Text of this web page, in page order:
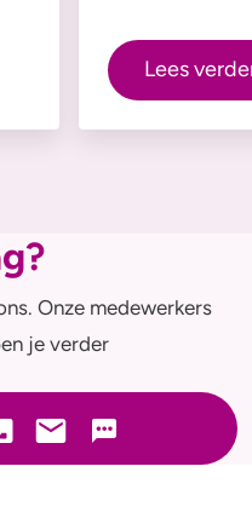
Lees
Onze medewerkers
je verder